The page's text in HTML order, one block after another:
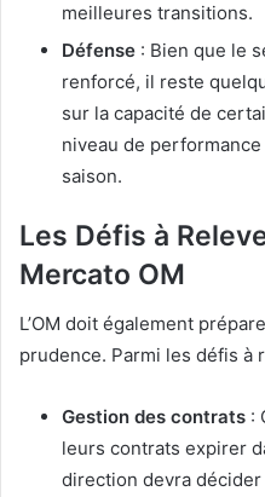
meilleures transitions.
Défense : Bien que le
renforcé, il reste
sur la capacité de
niveau de
saison.
Les Défis à
Mercato OM
L’OM doit également
prudence. Parmi les défis à
Gestion des contrats :
leurs contrats expirer
direction devra